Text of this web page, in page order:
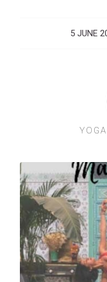
5 JUNE
/